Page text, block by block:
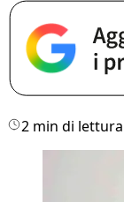
2 min di lettura